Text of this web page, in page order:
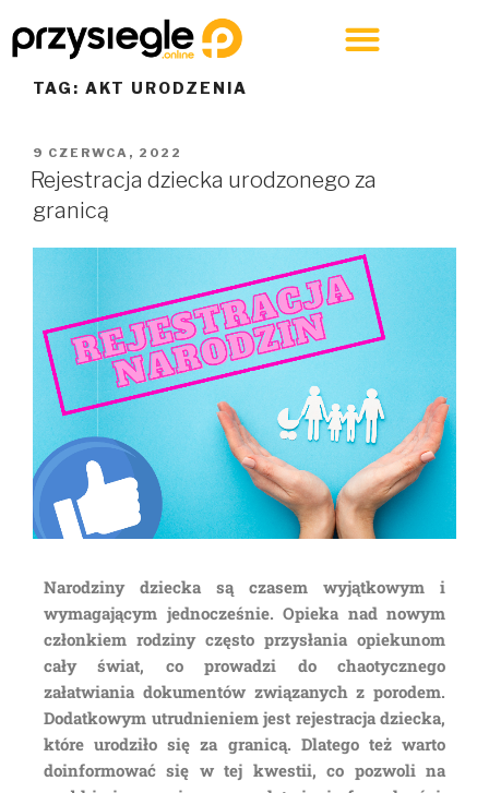
TAG: AKT URODZENIA
9 CZERWCA, 2022
Rejestracja dziecka urodzonego za
granicą
Narodziny dziecka są czasem wyjątkowym i
wymagającym jednocześnie. Opieka nad nowym
członkiem rodziny często przysłania opiekunom
cały świat, co prowadzi do chaotycznego
załatwiania dokumentów związanych z porodem.
Dodatkowym utrudnieniem jest rejestracja dziecka,
które urodziło się za granicą. Dlatego też warto
doinformować się w tej kwestii, co pozwoli na